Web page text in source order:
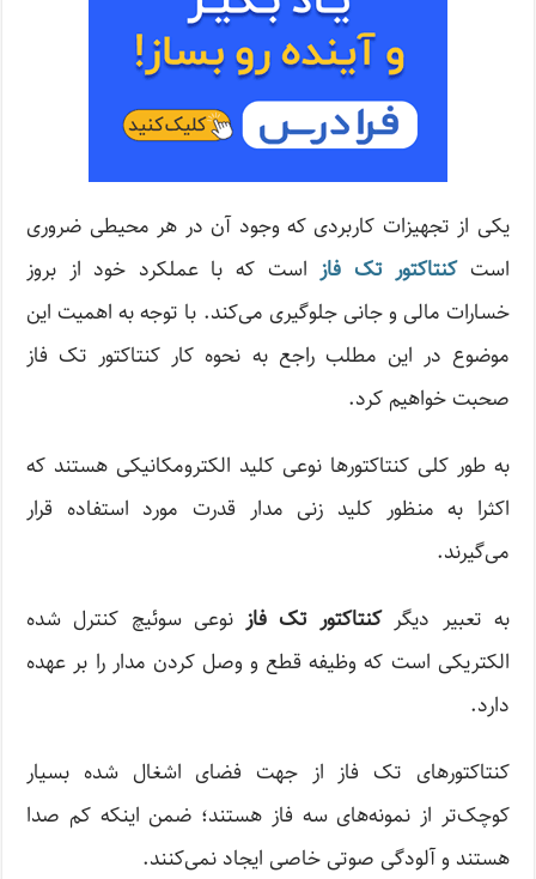
یکی از تجهیزات کاربردی که وجود آن در هر محیطی ضروری
استکنتاکتور تک فازاست که با عملکرد خود از بروز
خسارات مالی و جانی جلوگیری می‌کند. با توجه به اهمیت این
موضوع در این مطلب راجع به نحوه کار کنتاکتور تک فاز
صحبت خواهیم کرد.
به طور کلی کنتاکتورها نوعی کلید الکترومکانیکی هستند که
اکثرا به منظور کلید زنی مدار قدرت مورد استفاده قرار
می‌گیرند.
به تعبیر دیگرکنتاکتور تک فاز نوعی سوئیچ کنترل شده
الکتریکی است که وظیفه قطع و وصل کردن مدار را بر عهده
دارد.
کنتاکتور‌های تک فاز از جهت فضای اشغال شده بسیار
کوچک‌تر از نمونه‌های سه فاز هستند؛ ضمن اینکه کم صدا
هستند و آلودگی صوتی خاصی ایجاد نمی‌کنند.